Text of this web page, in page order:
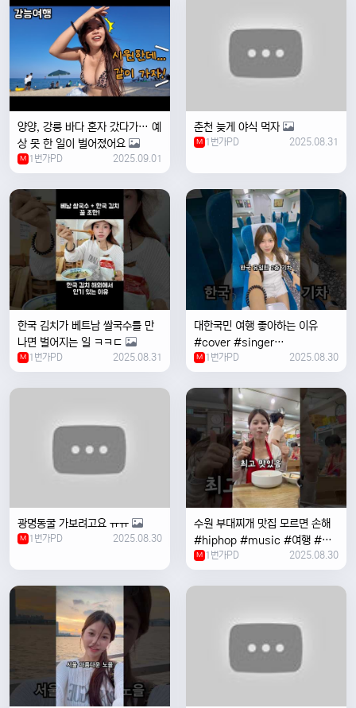
양양, 강릉 바다 혼자 갔다가… 예
상 못 한 일이 벌어졌어요
M 1번가PD 2025.09.01
춘천 늦게 야식 먹자
M 1번가PD 2025.08.31
한국 김치가 베트남 쌀국수를 만
나면 벌어지는 일 ㅋㅋㄷ
M 1번가PD 2025.08.31
대한국민 여행 좋아하는 이유
#cover #singer
#coversong #music #한국
여행 #한국
M 1번가PD 2025.08.30
광명동굴 가보려고요 ㅠㅠ
M 1번가PD 2025.08.30
수원 부대찌개 맛집 모르면 손해
#hiphop #music #여행 #맛
집 #수원 #한국여행 #베트남여
자 #혼자여행
M 1번가PD 2025.08.30